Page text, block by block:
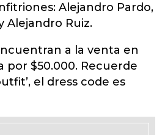
Alejandro Pardo,
Alejandro Ruiz.
a la venta en
por $50.000. Recuerde
el dress code es